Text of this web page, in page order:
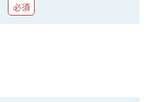
必須